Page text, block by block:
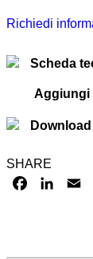
Richiedi
Scheda
Aggiungi
Download
SHARE